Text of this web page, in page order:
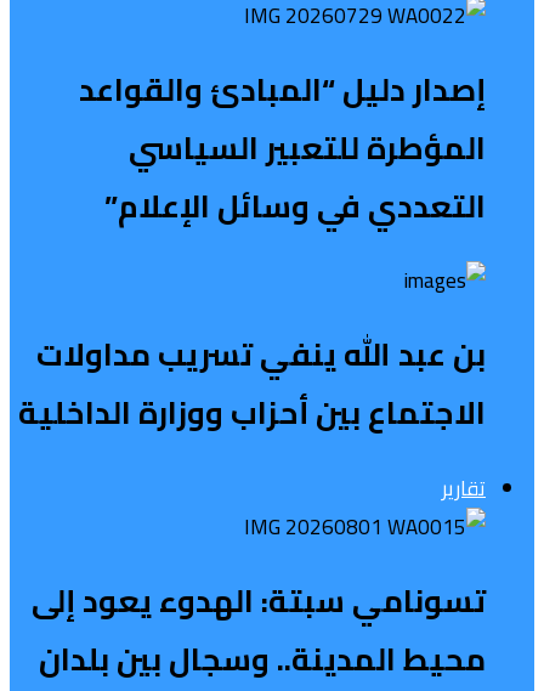
إصدار دليل “المبادئ والقواعد
المؤطرة للتعبير السياسي
التعددي في وسائل الإعلام”
بن عبد الله ينفي تسريب مداولات
الاجتماع بين أحزاب ووزارة الداخلية
تقارير
تسونامي سبتة: الهدوء يعود إلى
محيط المدينة.. وسجال بين بلدان